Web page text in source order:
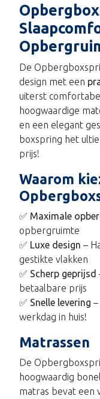
De
design met een
uiterst
hoogwaardige
en een elegant
boxspring het
prijs!
Waarom
✅ Maximale
opbergruimte
✅ Luxe design –
gestikte vlakken
✅ Scherp geprijsd
betaalbare prijs
✅ Snelle levering
werkdag in huis!
Matrassen
De
hoogwaardig
matras bevat een